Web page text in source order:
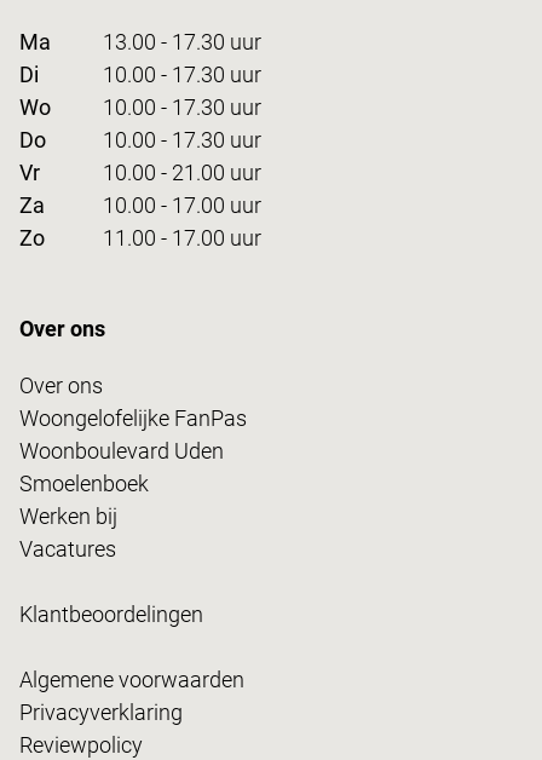
Ma
13.00 - 17.30 uur
Di
10.00 - 17.30 uur
Wo
10.00 - 17.30 uur
Do
10.00 - 17.30 uur
Vr
10.00 - 21.00 uur
Za
10.00 - 17.00 uur
Zo
11.00 - 17.00 uur
Over ons
Over ons
Woongelofelijke FanPas
Woonboulevard Uden
Smoelenboek
Werken bij
Vacatures
Klantbeoordelingen
Algemene voorwaarden
Privacyverklaring
Reviewpolicy